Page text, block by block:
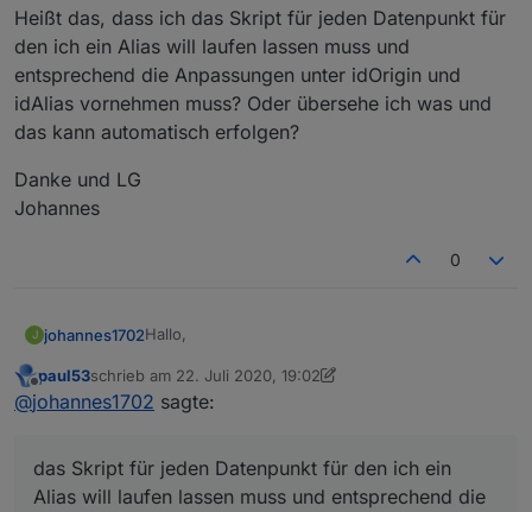
Heißt das, dass ich das Skript für jeden Datenpunkt für
den ich ein Alias will laufen lassen muss und
entsprechend die Anpassungen unter idOrigin und
idAlias vornehmen muss? Oder übersehe ich was und
das kann automatisch erfolgen?
Danke und LG
Johannes
0
J johannes1702Hallo,
ich habe mal eine Frage zum Skript im ersten
Post. Entweder habe ich einen Denkfehler, oder
Dafür würde ich gerne einen Alias
"Schlafzimmer_Bewegungsmelder" erstellen.
Offline
paul53schrieb am 22. Juli 2020, 19:02
zuletzt editiert von paul53
@johannes1702 sagte:
das Skript für jeden Datenpunkt für den ich ein
Alias will laufen lassen muss und entsprechend die